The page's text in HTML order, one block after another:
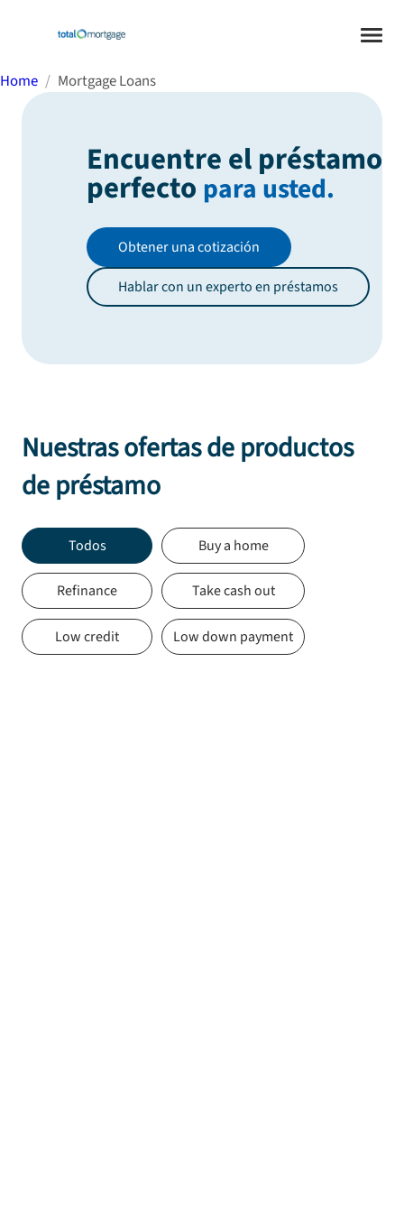
Home Mortgage Loans
Encuentre el préstamo
perfecto para usted.
Obtener una cotización
Hablar con un experto en préstamos
Nuestras ofertas de productos
de préstamo
Todos Buy a home
Refinance Take cash out
Low credit Low down payment